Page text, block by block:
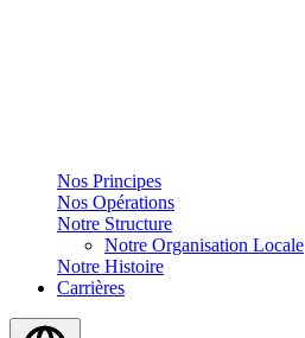
Nos Principes
Nos Opérations
Notre Structure
Notre Organisation Locale
Notre Histoire
Carrières